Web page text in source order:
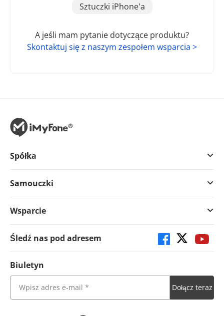
Sztuczki iPhone'a
A jeśli mam pytanie dotyczące produktu?
Skontaktuj się z naszym zespołem wsparcia >
Spółka
Samouczki
Wsparcie
Śledź nas pod adresem
Biuletyn
Dołącz teraz